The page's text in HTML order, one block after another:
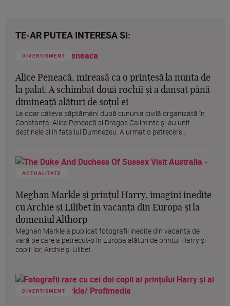
TE-AR PUTEA INTERESA SI:
DIVERTISMENT
Alice Peneacă, mireasă ca o prințesă la nunta de
la palat. A schimbat două rochii și a dansat până
dimineață alături de soțul ei
La doar câteva săptămâni după cununia civilă organizată în
Constanța, Alice Peneacă și Dragoș Caliminte și-au unit
destinele și în fața lui Dumnezeu. A urmat o petrecere...
ACTUALITATE
Meghan Markle și prințul Harry, imagini inedite
cu Archie și Lilibet în vacanța din Europa și la
domeniul Althorp
Meghan Markle a publicat fotografii inedite din vacanța de
vară pe care a petrecut-o în Europa alături de prințul Harry și
copiii lor, Archie și Lilibet.
DIVERTISMENT